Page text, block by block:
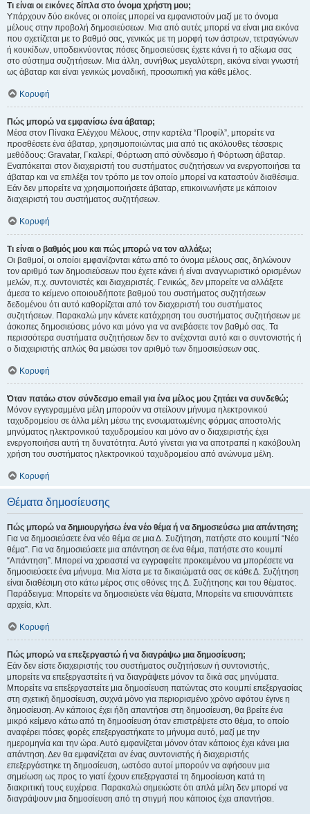
Τι είναι οι εικόνες δίπλα στο όνομα χρήστη μου;
Υπάρχουν δύο εικόνες οι οποίες μπορεί να εμφανιστούν μαζί με το όνομα
μέλους στην προβολή δημοσιεύσεων. Μια από αυτές μπορεί να είναι μια εικόνα
που σχετίζεται με το βαθμό σας, γενικώς με τη μορφή των άστρων, τετραγώνων
ή κουκίδων, υποδεικνύοντας πόσες δημοσιεύσεις έχετε κάνει ή το αξίωμα σας
στο σύστημα συζητήσεων. Μια άλλη, συνήθως μεγαλύτερη, εικόνα είναι γνωστή
ως άβαταρ και είναι γενικώς μοναδική, προσωπική για κάθε μέλος.
Κορυφή
Πώς μπορώ να εμφανίσω ένα άβαταρ;
Μέσα στον Πίνακα Ελέγχου Μέλους, στην καρτέλα “Προφίλ”, μπορείτε να
προσθέσετε ένα άβαταρ, χρησιμοποιώντας μια από τις ακόλουθες τέσσερις
μεθόδους: Gravatar, Γκαλερί, Φόρτωση από σύνδεσμο ή Φόρτωση άβαταρ.
Εναπόκειται στον διαχειριστή του συστήματος συζητήσεων να ενεργοποιήσει τα
άβαταρ και να επιλέξει τον τρόπο με τον οποίο μπορεί να καταστούν διαθέσιμα.
Εάν δεν μπορείτε να χρησιμοποιήσετε άβαταρ, επικοινωνήστε με κάποιον
διαχειριστή του συστήματος συζητήσεων.
Κορυφή
Τι είναι ο βαθμός μου και πώς μπορώ να τον αλλάξω;
Οι βαθμοί, οι οποίοι εμφανίζονται κάτω από το όνομα μέλους σας, δηλώνουν
τον αριθμό των δημοσιεύσεων που έχετε κάνει ή είναι αναγνωριστικό ορισμένων
μελών, π.χ. συντονιστές και διαχειριστές. Γενικώς, δεν μπορείτε να αλλάξετε
άμεσα το κείμενο οποιουδήποτε βαθμού του συστήματος συζητήσεων
δεδομένου ότι αυτό καθορίζεται από τον διαχειριστή του συστήματος
συζητήσεων. Παρακαλώ μην κάνετε κατάχρηση του συστήματος συζητήσεων με
άσκοπες δημοσιεύσεις μόνο και μόνο για να ανεβάσετε τον βαθμό σας. Τα
περισσότερα συστήματα συζητήσεων δεν το ανέχονται αυτό και ο συντονιστής ή
ο διαχειριστής απλώς θα μειώσει τον αριθμό των δημοσιεύσεων σας.
Κορυφή
Όταν πατάω στον σύνδεσμο email για ένα μέλος μου ζητάει να συνδεθώ;
Μόνον εγγεγραμμένα μέλη μπορούν να στείλουν μήνυμα ηλεκτρονικού
ταχυδρομείου σε άλλα μέλη μέσω της ενσωματωμένης φόρμας αποστολής
μηνύματος ηλεκτρονικού ταχυδρομείου και μόνο αν ο διαχειριστής έχει
ενεργοποιήσει αυτή τη δυνατότητα. Αυτό γίνεται για να αποτραπεί η κακόβουλη
χρήση του συστήματος ηλεκτρονικού ταχυδρομείου από ανώνυμα μέλη.
Κορυφή
Θέματα δημοσίευσης
Πώς μπορώ να δημιουργήσω ένα νέο θέμα ή να δημοσιεύσω μια απάντηση;
Για να δημοσιεύσετε ένα νέο θέμα σε μια Δ. Συζήτηση, πατήστε στο κουμπί “Νέο
θέμα”. Για να δημοσιεύσετε μια απάντηση σε ένα θέμα, πατήστε στο κουμπί
“Απάντηση”. Μπορεί να χρειαστεί να εγγραφείτε προκειμένου να μπορέσετε να
δημοσιεύσετε ένα μήνυμα. Μια λίστα με τα δικαιώματά σας σε κάθε Δ. Συζήτηση
είναι διαθέσιμη στο κάτω μέρος στις οθόνες της Δ. Συζήτησης και του θέματος.
Παράδειγμα: Μπορείτε να δημοσιεύετε νέα θέματα, Μπορείτε να επισυνάπτετε
αρχεία, κλπ.
Κορυφή
Πώς μπορώ να επεξεργαστώ ή να διαγράψω μια δημοσίευση;
Εάν δεν είστε διαχειριστής του συστήματος συζητήσεων ή συντονιστής,
μπορείτε να επεξεργαστείτε ή να διαγράψετε μόνον τα δικά σας μηνύματα.
Μπορείτε να επεξεργαστείτε μια δημοσίευση πατώντας στο κουμπί επεξεργασίας
στη σχετική δημοσίευση, συχνά μόνο για περιορισμένο χρόνο αφότου έγινε η
δημοσίευση. Αν κάποιος έχει ήδη απαντήσει στη δημοσίευση, θα βρείτε ένα
μικρό κείμενο κάτω από τη δημοσίευση όταν επιστρέψετε στο θέμα, το οποίο
αναφέρει πόσες φορές επεξεργαστήκατε το μήνυμα αυτό, μαζί με την
ημερομηνία και την ώρα. Αυτό εμφανίζεται μόνον όταν κάποιος έχει κάνει μια
απάντηση. Δεν θα εμφανίζεται αν ένας συντονιστής ή διαχειριστής
επεξεργάστηκε τη δημοσίευση, ωστόσο αυτοί μπορούν να αφήσουν μια
σημείωση ως προς το γιατί έχουν επεξεργαστεί τη δημοσίευση κατά τη
διακριτική τους ευχέρεια. Παρακαλώ σημειώστε ότι απλά μέλη δεν μπορεί να
διαγράψουν μια δημοσίευση από τη στιγμή που κάποιος έχει απαντήσει.